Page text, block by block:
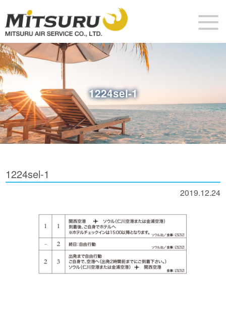
1224sel-1
1224sel-1
2019.12.24